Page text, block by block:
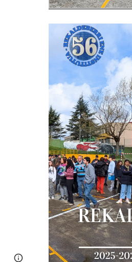
Report abuse